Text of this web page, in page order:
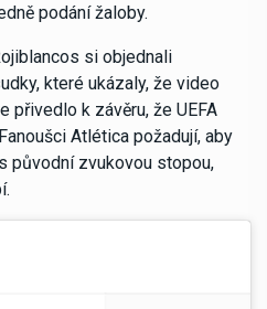
podání žaloby.
si objednali
které ukázaly, že video
přivedlo k závěru, že UEFA
Atlética požadují, aby
původní zvukovou stopou,